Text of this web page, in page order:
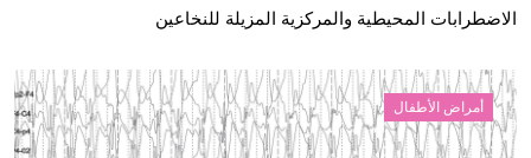
الاضطرابات المحيطية والمركزية المزيلة للنخاعين
أمراض الأطفال